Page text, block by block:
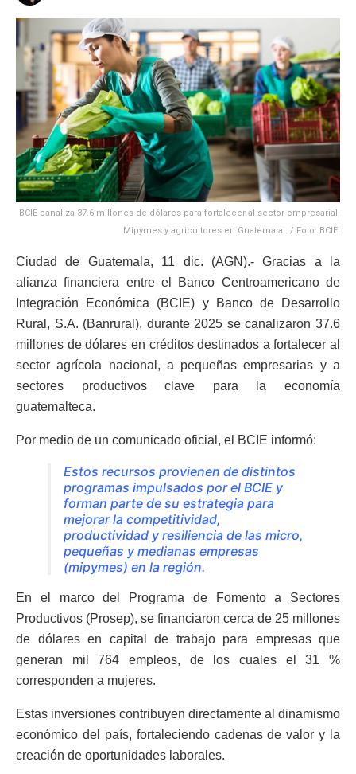
BCIE canaliza 37.6 millones de dólares para fortalecer al sector empresarial,
Mipymes y agricultores en Guatemala . / Foto: BCIE.
Ciudad de Guatemala, 11 dic. (AGN).- Gracias a la
alianza financiera entre el Banco Centroamericano de
Integración Económica (BCIE) y Banco de Desarrollo
Rural, S.A. (Banrural), durante 2025 se canalizaron 37.6
millones de dólares en créditos destinados a fortalecer al
sector agrícola nacional, a pequeñas empresarias y a
sectores productivos clave para la economía
guatemalteca.
Por medio de un comunicado oficial, el BCIE informó:
Estos recursos provienen de distintos
programas impulsados por el BCIE y
forman parte de su estrategia para
mejorar la competitividad,
productividad y resiliencia de las micro,
pequeñas y medianas empresas
(mipymes) en la región.
En el marco del Programa de Fomento a Sectores
Productivos (Prosep), se financiaron cerca de 25 millones
de dólares en capital de trabajo para empresas que
generan mil 764 empleos, de los cuales el 31 %
corresponden a mujeres.
Estas inversiones contribuyen directamente al dinamismo
económico del país, fortaleciendo cadenas de valor y la
creación de oportunidades laborales.